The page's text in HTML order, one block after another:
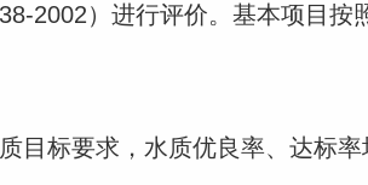
2002）进行评价。基本项目按
目标要求，水质优良率、达标率